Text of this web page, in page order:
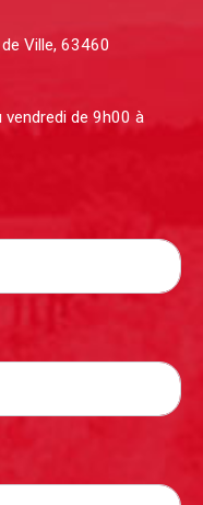
Ville, 63460
vendredi de 9h00 à